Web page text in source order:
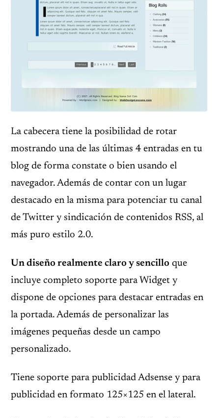
La cabecera tiene la posibilidad de rotar
mostrando una de las últimas 4 entradas en tu
blog de forma constate o bien usando el
navegador. Además de contar con un lugar
destacado en la misma para potenciar tu canal
de Twitter y sindicación de contenidos RSS, al
más puro estilo 2.0.
Un diseño realmente claro y sencillo que
incluye completo soporte para Widget y
dispone de opciones para destacar entradas en
la portada. Además de personalizar las
imágenes pequeñas desde un campo
personalizado.
Tiene soporte para publicidad Adsense y para
publicidad en formato 125×125 en el lateral.